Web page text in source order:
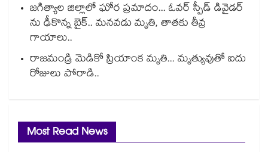
జగిత్యాల జిల్లాలో ఘోర ప్రమాదం... ఓవర్ స్పీడ్ డివైడర్
ను ఢీకొన్న బైక్.. మనవడు మృతి, తాతకు తీవ్ర
గాయాలు..
రాజమండ్రి మెడికో ప్రియాంక మృతి... మృత్యువుతో ఐదు
రోజులు పోరాడి..
Most Read News